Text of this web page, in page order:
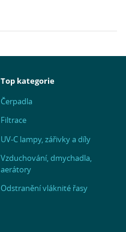
Top kategorie
Čerpadla
Filtrace
UV-C lampy, zářivky a díly
Vzduchování, dmychadla,
aerátory
Odstranění vláknité řasy